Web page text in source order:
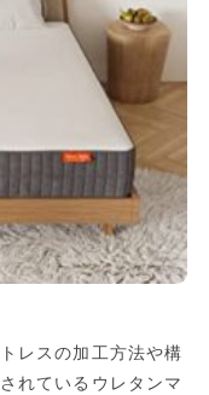
レスの加工方法や構
れているウレタンマ